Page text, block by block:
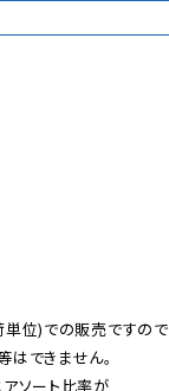
位)での販売ですので
はできません。
アソート比率が